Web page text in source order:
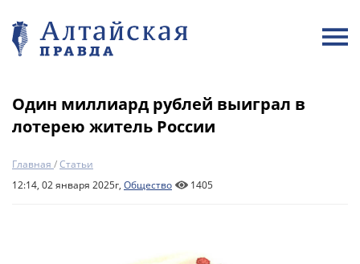
Один миллиард рублей выиграл в
лотерею житель России
Главная /Статьи
12:14, 02 января 2025г, Общество 1405